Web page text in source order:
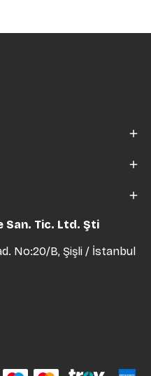
San. Tic. Ltd. Şti
No:20/B, Şişli / İstanbul